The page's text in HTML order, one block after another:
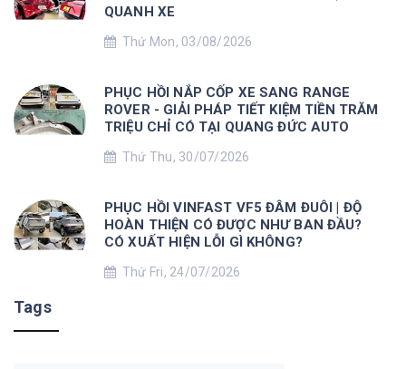
QUANH XE
Thứ Mon, 03/08/2026
PHỤC HỒI NẮP CỐP XE SANG RANGE
ROVER - GIẢI PHÁP TIẾT KIỆM TIỀN TRĂM
TRIỆU CHỈ CÓ TẠI QUANG ĐỨC AUTO
Thứ Thu, 30/07/2026
PHỤC HỒI VINFAST VF5 ĐÂM ĐUÔI | ĐỘ
HOÀN THIỆN CÓ ĐƯỢC NHƯ BAN ĐẦU?
CÓ XUẤT HIỆN LỖI GÌ KHÔNG?
Thứ Fri, 24/07/2026
Tags